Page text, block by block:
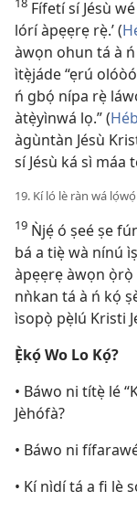
Fífetí sí Jésù
lórí àpẹẹrẹ rẹ̀.’ (
àwọn ohun tá à
ìtẹ̀jáde “ẹrú
ń gbọ́ nípa rẹ̀
àtẹ̀yìnwá lọ.” (
àgùntàn Jésù
sí Jésù ká sì máa
19. Kí ló lè ràn wá
19 Ǹjẹ́ ó ṣeé ṣe
bá a tiẹ̀ wà nínú
àpẹẹrẹ àwọn
nǹkan tá à ń kọ́
ìsopọ̀ pẹ̀lú Kristi
Ẹ̀kọ́ Wo Lo Kọ́?
• Báwo ni títẹ̀ lé
Jèhófà?
• Báwo ni
• Kí nìdí tá a fi lè